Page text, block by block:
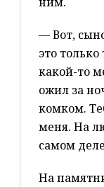
— Вот,
это
какой-то
ожил за
комком.
меня. На
самом
На